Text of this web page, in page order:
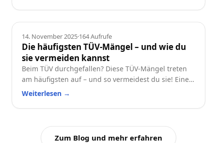
wertstabil hältst.
Ratgeber
14. November 2025·164Aufrufe
Die häufigsten TÜV-Mängel – und wie du
sie vermeiden kannst
Beim TÜV durchgefallen? Diese TÜV-Mängel treten
am häufigsten auf – und so vermeidest du sie! Eine
praktische Checkliste für alle Autofahrer.
Weiterlesen →
Zum Blog und mehr erfahren